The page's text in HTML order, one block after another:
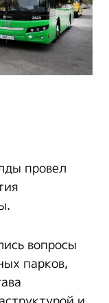
провел
вопросы
парков,